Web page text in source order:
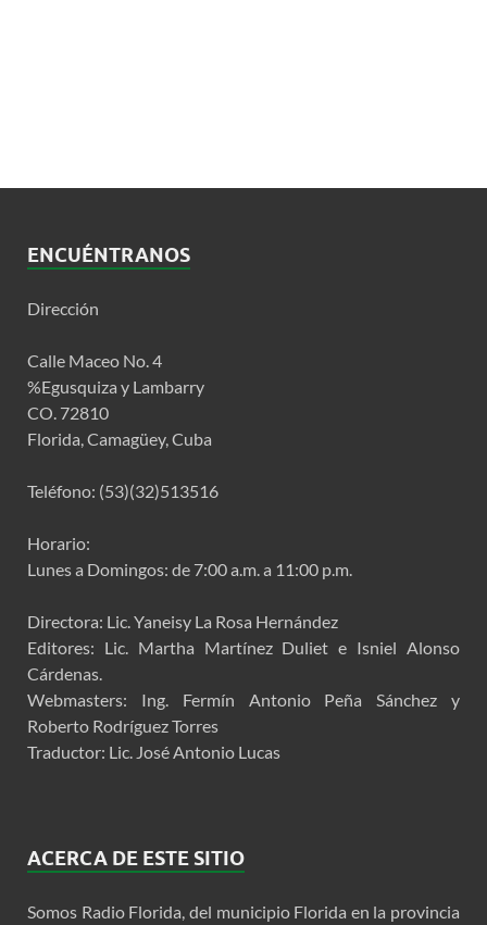
ENCUÉNTRANOS
Dirección
Calle Maceo No. 4
%Egusquiza y Lambarry
CO. 72810
Florida, Camagüey, Cuba
Teléfono: (53)(32)513516
Horario:
Lunes a Domingos: de 7:00 a.m. a 11:00 p.m.
Directora: Lic. Yaneisy La Rosa Hernández
Editores: Lic. Martha Martínez Duliet e Isniel Alonso
Cárdenas.
Webmasters: Ing. Fermín Antonio Peña Sánchez y
Roberto Rodríguez Torres
Traductor: Lic. José Antonio Lucas
ACERCA DE ESTE SITIO
Somos Radio Florida, del municipio Florida en la provincia